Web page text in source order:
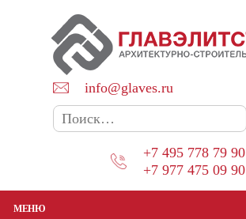
содержимому
info@glaves.ru
Найти:
+7 495 778 79 90
+7 977 475 09 90
МЕНЮ